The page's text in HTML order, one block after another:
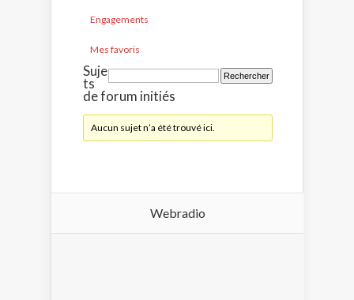
Engagements
Mes favoris
Suje
ts
de forum initiés
Aucun sujet n’a été trouvé ici.
Webradio